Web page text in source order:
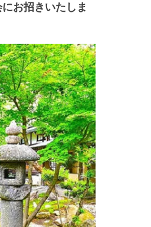
お招きいたしま